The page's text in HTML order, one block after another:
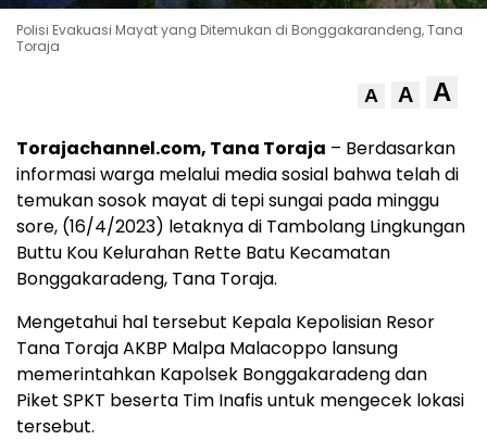
Polisi Evakuasi Mayat yang Ditemukan di Bonggakarandeng, Tana
Toraja
A A A
Torajachannel.com, Tana Toraja – Berdasarkan
informasi warga melalui media sosial bahwa telah di
temukan sosok mayat di tepi sungai pada minggu
sore, (16/4/2023) letaknya di Tambolang Lingkungan
Buttu Kou Kelurahan Rette Batu Kecamatan
Bonggakaradeng, Tana Toraja.
Mengetahui hal tersebut Kepala Kepolisian Resor
Tana Toraja AKBP Malpa Malacoppo lansung
memerintahkan Kapolsek Bonggakaradeng dan
Piket SPKT beserta Tim Inafis untuk mengecek lokasi
tersebut.